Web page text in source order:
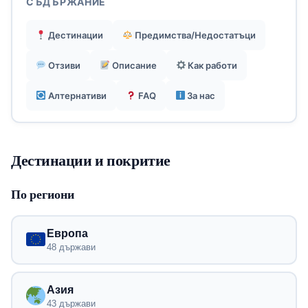
базирано за простота.
Дестинации Предимства/Недостатъци
Отзиви Описание Как работи
Алтернативи FAQ За нас
Дестинации и покритие
По региони
Европа
48 държави
Азия
43 държави